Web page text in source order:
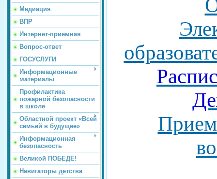
Медиация
ВПР
Интернет-приемная
Вопрос-ответ
ГОСУСЛУГИ
Информационные
материалы
Профилактика
пожарной безопасности
в школе
Областной проект «Всей
семьей в будущее»
Информационная
безопасность
Великой ПОБЕДЕ!
Навигаторы детства